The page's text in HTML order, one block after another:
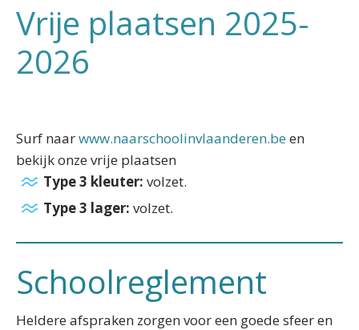
Vrije plaatsen 2025-
2026
Surf naarwww.naarschoolinvlaanderen.been
bekijk onze vrije plaatsen
Type 3 kleuter: volzet.
Type 3 lager: volzet.
Schoolreglement
Heldere afspraken zorgen voor een goede sfeer en